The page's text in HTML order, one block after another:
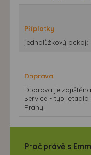
Příplatky
jednolůžkový pokoj:
Doprava
Doprava je
Service - typ letadla
Prahy.
Proč právě s